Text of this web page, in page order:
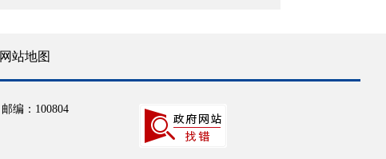
网站地图
邮编：100804